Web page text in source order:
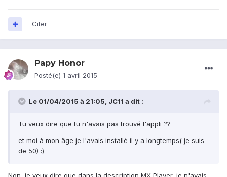
Citer
Papy Honor
Posté(e) 1 avril 2015
Le 01/04/2015 à 21:05, JC11 a dit :
Tu veux dire que tu n'avais pas trouvé l'appli ??
et moi à mon âge je l'avais installé il y a longtemps( je suis
de 50) :)